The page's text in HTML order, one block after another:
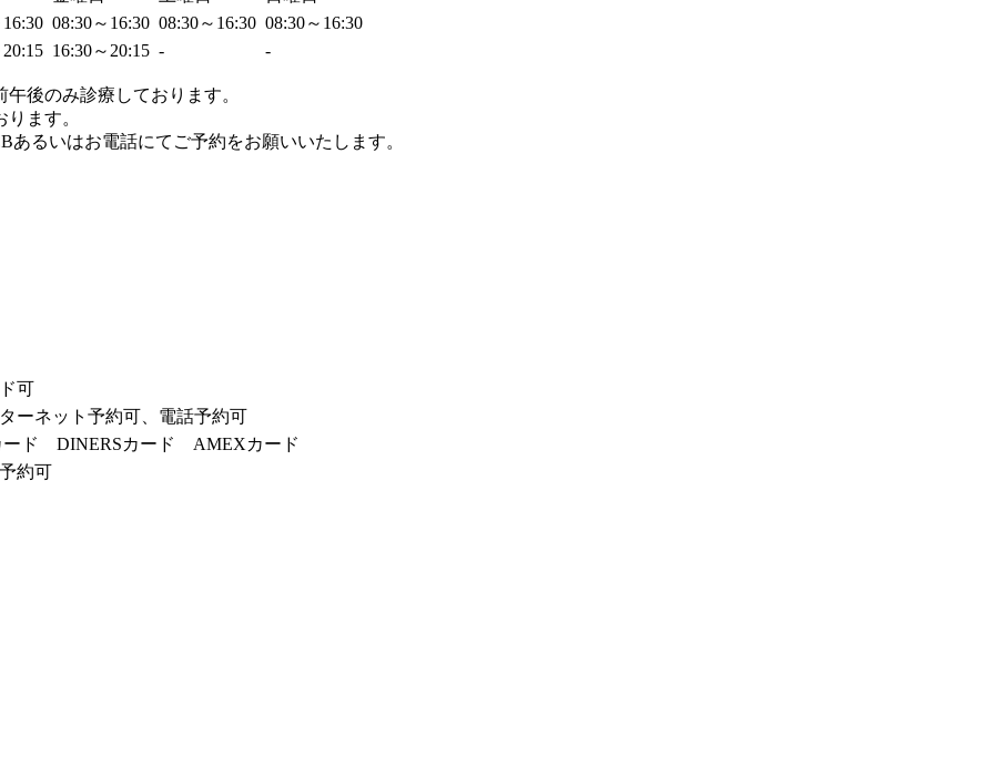
08:30～16:30 08:30～16:30 08:30～16:30
16:30～20:15 - -
後のみ診療しております。
ます。
るいはお電話にてご予約をお願いいたします。
可
ーネット予約可、電話予約可
ド DINERSカード AMEXカード
約可